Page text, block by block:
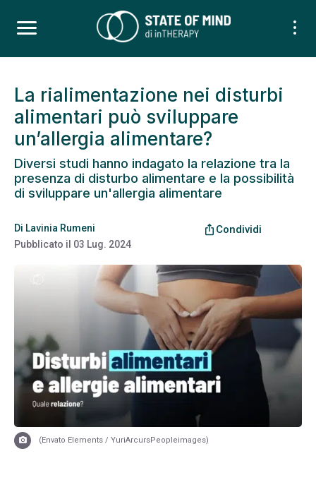
La rialimentazione nei disturbi
alimentari può sviluppare
un’allergia alimentare?
Diversi studi hanno indagato la relazione tra la
presenza di disturbo alimentare e la possibilità
di sviluppare un'allergia alimentare
Di Lavinia Rumeni
Pubblicato il 03 Lug. 2024
ios_share Condividi
(Envato Elements / YuriArcursPeopleimages)